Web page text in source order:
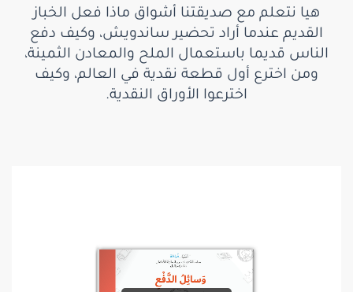
هيا نتعلم مع صديقتنا أشواق ماذا فعل الخباز
القديم عندما أراد تحضير ساندويش، وكيف دفع
الناس قديما باستعمال الملح والمعادن الثمينة،
ومن اخترع أول قطعة نقدية في العالم، وكيف
اخترعوا الأوراق النقدية.